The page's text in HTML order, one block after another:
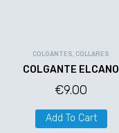
COLGANTES, COLLARES
COLGANTE ELCANO
€9.00
Add To Cart